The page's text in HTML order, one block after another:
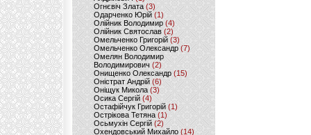
Огнєвіч Злата (3)
Одарченко Юрій(1)
Олійник Володимир (4)
Олійник Святослав (2)
Омельченко Григорій (3)
Омельченко Олександр(7)
Омелян Володимир
Володимирович (2)
Онищенко Олександр (15)
Оністрат Андрій (6)
Оніщук Микола (3)
Осика Сергій(4)
Остафійчук Григорій(1)
Острікова Тетяна (1)
Осьмухін Сергій (2)
Охендовський Михайло (14)